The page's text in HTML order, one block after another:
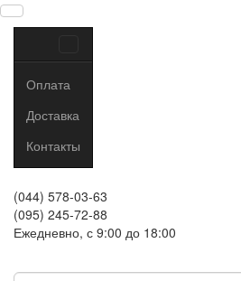
Оплата
Доставка
Контакты
(044) 578-03-63
(095) 245-72-88
Ежедневно, с 9:00 до 18:00